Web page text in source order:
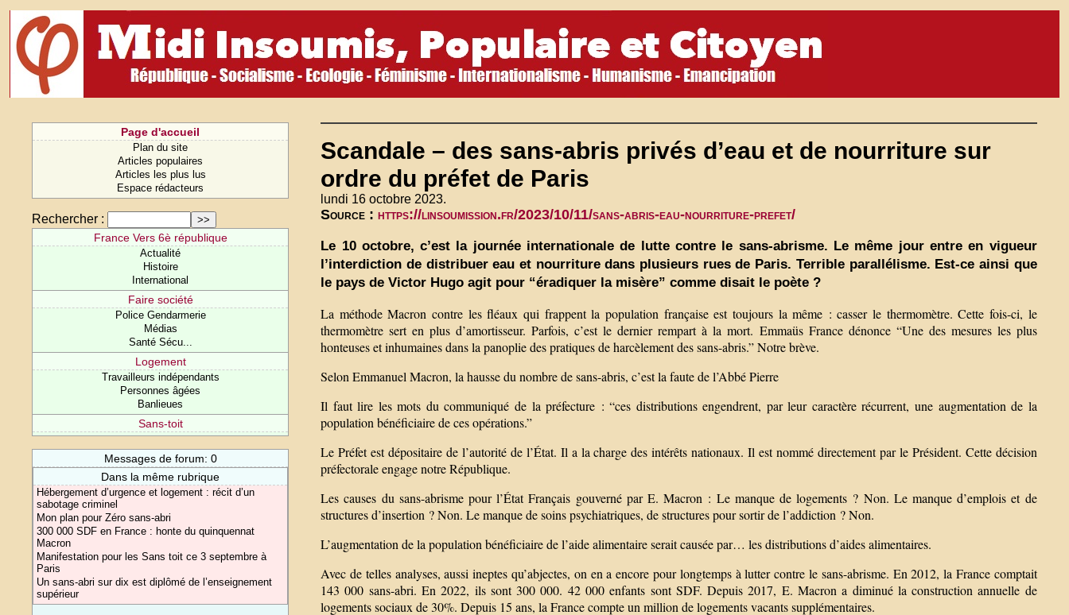
Page d'accueil
Plan du site
Articles populaires
Articles les plus lus
Espace rédacteurs
Rechercher :
France Vers 6è république
Actualité
Histoire
International
Faire société
Police Gendarmerie
Médias
Santé Sécu...
Logement
Travailleurs indépendants
Personnes âgées
Banlieues
Sans-toit
Messages de forum: 0
Dans la même rubrique
Hébergement d’urgence et logement : récit d’un
sabotage criminel
Mon plan pour Zéro sans-abri
300 000 SDF en France : honte du quinquennat
Macron
Manifestation pour les Sans toit ce 3 septembre à
Paris
Un sans-abri sur dix est diplômé de l’enseignement
supérieur
Scandale – des sans-abris privés d’eau et de nourriture sur
ordre du préfet de Paris
lundi 16 octobre 2023.
Source :https://linsoumission.fr/2023/10/11/sans-abris-eau-nourriture-prefet/
Le 10 octobre, c’est la journée internationale de lutte contre le sans-abrisme. Le même jour entre en vigueur
l’interdiction de distribuer eau et nourriture dans plusieurs rues de Paris. Terrible parallélisme. Est-ce ainsi que
le pays de Victor Hugo agit pour “éradiquer la misère” comme disait le poète ?
La méthode Macron contre les fléaux qui frappent la population française est toujours la même : casser le thermomètre. Cette fois-ci, le
thermomètre sert en plus d’amortisseur. Parfois, c’est le dernier rempart à la mort. Emmaüs France dénonce “Une des mesures les plus
honteuses et inhumaines dans la panoplie des pratiques de harcèlement des sans-abris.” Notre brève.
Selon Emmanuel Macron, la hausse du nombre de sans-abris, c’est la faute de l’Abbé Pierre
Il faut lire les mots du communiqué de la préfecture : “ces distributions engendrent, par leur caractère récurrent, une augmentation de la
population bénéficiaire de ces opérations.”
Le Préfet est dépositaire de l’autorité de l’État. Il a la charge des intérêts nationaux. Il est nommé directement par le Président. Cette décision
préfectorale engage notre République.
Les causes du sans-abrisme pour l’État Français gouverné par E. Macron : Le manque de logements ? Non. Le manque d’emplois et de
structures d’insertion ? Non. Le manque de soins psychiatriques, de structures pour sortir de l’addiction ? Non.
L’augmentation de la population bénéficiaire de l’aide alimentaire serait causée par… les distributions d’aides alimentaires.
Avec de telles analyses, aussi ineptes qu’abjectes, on en a encore pour longtemps à lutter contre le sans-abrisme. En 2012, la France comptait
143 000 sans-abri. En 2022, ils sont 300 000. 42 000 enfants sont SDF. Depuis 2017, E. Macron a diminué la construction annuelle de
logements sociaux de 30%. Depuis 15 ans, la France compte un million de logements vacants supplémentaires.